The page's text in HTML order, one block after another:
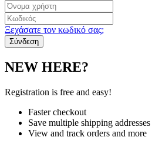
Ξεχάσατε τον κωδικό σας;
NEW HERE?
Registration is free and easy!
Faster checkout
Save multiple shipping addresses
View and track orders and more